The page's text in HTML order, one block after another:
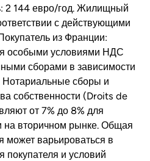
2 144 евро/год. Жилищный
с действующими
из Франции:
особыми условиями НДС
сборами в зависимости
Нотариальные сборы и
собственности (Droits de
от 7% до 8% для
на вторичном рынке. Общая
может варьироваться в
покупателя и условий